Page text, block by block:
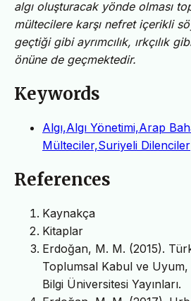
algı oluşturacak yönde olması
mültecilere karşı nefret içerikli
geçtiği gibi ayrımcılık, ırkçılık
önüne de geçmektedir.
Keywords
Algı,Algı Yönetimi,Arap
Mülteciler,Suriyeli Dilenciler
References
Kaynakça
Kitaplar
Erdoğan, M. M. (2015).
Toplumsal Kabul ve
Bilgi Üniversitesi Yayınları.